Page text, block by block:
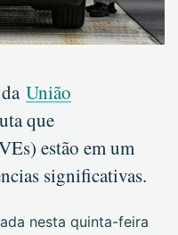
União
que
estão em um
significativas.
nesta quinta-feira